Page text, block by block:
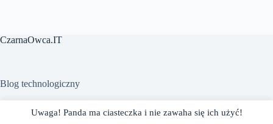
CzarnaOwca.IT
Blog technologiczny
Uwaga! Panda ma ciasteczka i nie zawaha się ich użyć!